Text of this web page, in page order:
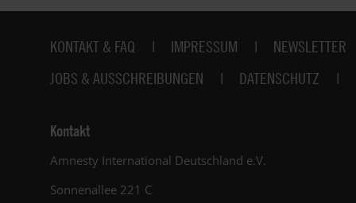
Fußbereich
KONTAKT & FAQ IMPRESSUM NEWSLETTER
JOBS & AUSSCHREIBUNGEN
DATENSCHUTZ
Kontakt
Amnesty International Deutschland e.V.
Sonnenallee 221 C